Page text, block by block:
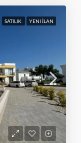
SATILIK YENI İLAN